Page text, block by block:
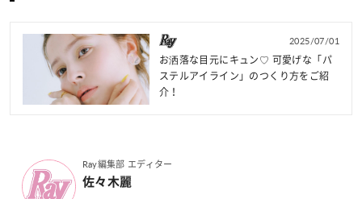
2025/07/01
お洒落な目元にキュン♡ 可愛げな「パ
ステルアイライン」のつくり方をご紹
介！
Ray編集部 エディター
佐々木麗